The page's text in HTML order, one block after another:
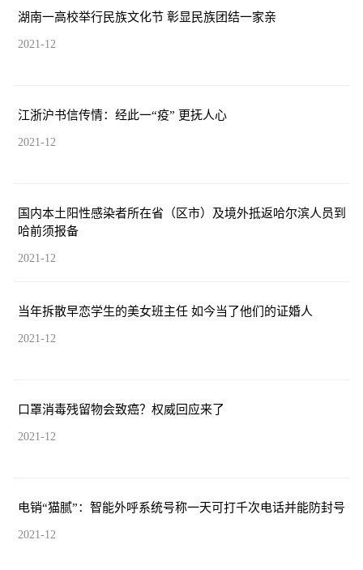
湖南一高校举行民族文化节 彰显民族团结一家亲
2021-12
江浙沪书信传情：经此一“疫” 更抚人心
2021-12
国内本土阳性感染者所在省（区市）及境外抵返哈尔滨人员到
哈前须报备
2021-12
当年拆散早恋学生的美女班主任 如今当了他们的证婚人
2021-12
口罩消毒残留物会致癌？权威回应来了
2021-12
电销“猫腻”：智能外呼系统号称一天可打千次电话并能防封号
2021-12